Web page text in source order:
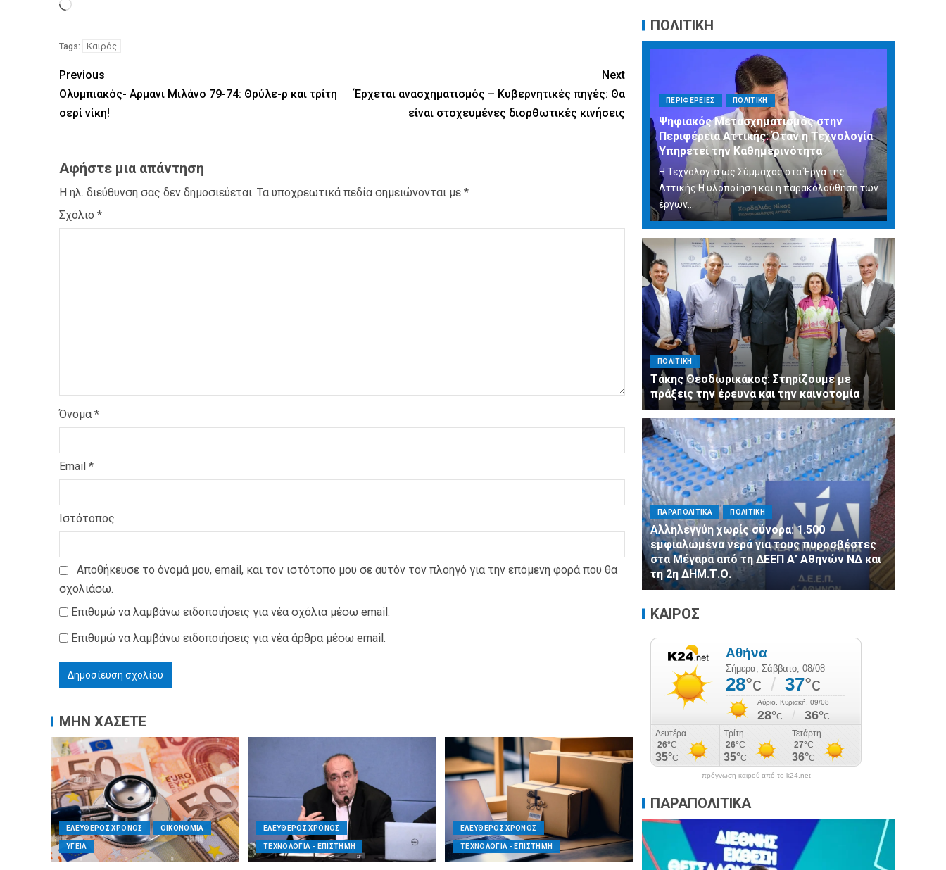
Tags: Καιρός
Previous
Ολυμπιακός- Αρμανι Μιλάνο 79-74: Θρύλε-ρ και τρίτη
σερί νίκη!
Next
Έρχεται ανασχηματισμός – Κυβερνητικές πηγές: Θα
είναι στοχευμένες διορθωτικές κινήσεις
Αφήστε μια απάντηση
Η ηλ. διεύθυνση σας δεν δημοσιεύεται. Τα υποχρεωτικά πεδία σημειώνονται με *
Σχόλιο *
Όνομα *
Email *
Ιστότοπος
Αποθήκευσε το όνομά μου, email, και τον ιστότοπο μου σε αυτόν τον πλοηγό για την επόμενη φορά που θα
σχολιάσω.
Επιθυμώ να λαμβάνω ειδοποιήσεις για νέα σχόλια μέσω email.
Επιθυμώ να λαμβάνω ειδοποιήσεις για νέα άρθρα μέσω email.
ΜΗΝ ΧΑΣΕΤΕ
ΕΛΕΥΘΕΡΟΣ ΧΡΟΝΟΣ ΟΙΚΟΝΟΜΙΑ
ΥΓΕΙΑ
ΕΛΕΥΘΕΡΟΣ ΧΡΟΝΟΣ
ΤΕΧΝΟΛΟΓΙΑ - ΕΠΙΣΤΗΜΗ
ΕΛΕΥΘΕΡΟΣ ΧΡΟΝΟΣ
ΤΕΧΝΟΛΟΓΙΑ - ΕΠΙΣΤΗΜΗ
ΠΟΛΙΤΙΚΗ
ΠΕΡΙΦΕΡΕΙΕΣ ΠΟΛΙΤΙΚΗ
Ψηφιακός Μετασχηματισμός στην
Περιφέρεια Αττικής: Όταν η Τεχνολογία
Υπηρετεί την Καθημερινότητα
Η Τεχνολογία ως Σύμμαχος στα Έργα της
Αττικής Η υλοποίηση και η παρακολούθηση των
έργων...
ΠΟΛΙΤΙΚΗ
Τάκης Θεοδωρικάκος: Στηρίζουμε με
πράξεις την έρευνα και την καινοτομία
ΠΑΡΑΠΟΛΙΤΙΚΑ ΠΟΛΙΤΙΚΗ
Αλληλεγγύη χωρίς σύνορα: 1.500
εμφιαλωμένα νερά για τους πυροσβέστες
στα Μέγαρα από τη ΔΕΕΠ Α’ Αθηνών ΝΔ και
τη 2η ΔΗΜ.Τ.Ο.
ΚΑΙΡΟΣ
πρόγνωση καιρού από το k24.net
ΠΑΡΑΠΟΛΙΤΙΚΑ